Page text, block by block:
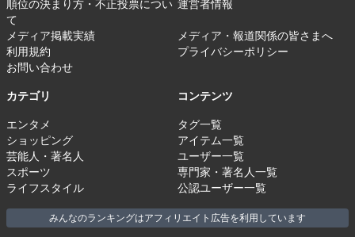
順位の決まり方・不正投票につい
て
運営者情報
メディア掲載実績
メディア・報道関係の皆さまへ
利用規約
プライバシーポリシー
お問い合わせ
カテゴリ
エンタメ
ショッピング
芸能人・著名人
スポーツ
ライフスタイル
コンテンツ
タグ一覧
アイテム一覧
ユーザー一覧
専門家・著名人一覧
公認ユーザー一覧
みんなのランキングはアフィリエイト広告を利用しています